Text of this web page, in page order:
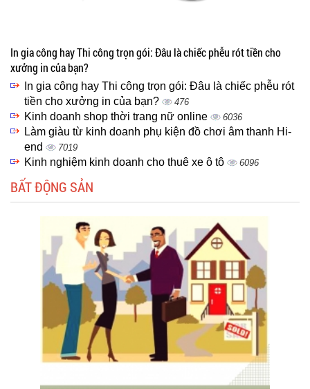
In gia công hay Thi công trọn gói: Đâu là chiếc phễu rót tiền cho
xưởng in của bạn?
In gia công hay Thi công trọn gói: Đâu là chiếc phễu rót
tiền cho xưởng in của bạn?
476
Kinh doanh shop thời trang nữ online 6036
Làm giàu từ kinh doanh phụ kiện đồ chơi âm thanh Hi-
end
7019
Kinh nghiệm kinh doanh cho thuê xe ô tô 6096
BẤT ĐỘNG SẢN